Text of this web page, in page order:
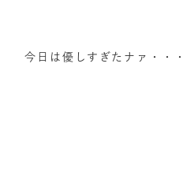
今日は優しすぎたナァ・・・